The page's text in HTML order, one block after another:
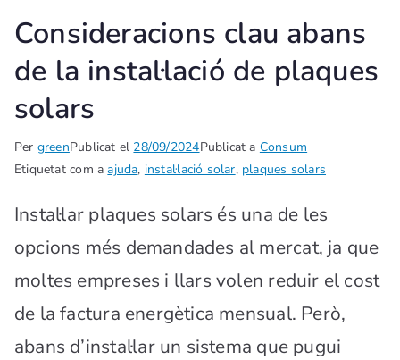
Consideracions clau abans
de la instal·lació de plaques
solars
Per greenPublicat el 28/09/2024Publicat a Consum
Etiquetat com aajuda, instal·lació solar, plaques solars
Instal·lar plaques solars és una de les
opcions més demandades al mercat, ja que
moltes empreses i llars volen reduir el cost
de la factura energètica mensual. Però,
abans d’instal·lar un sistema que pugui